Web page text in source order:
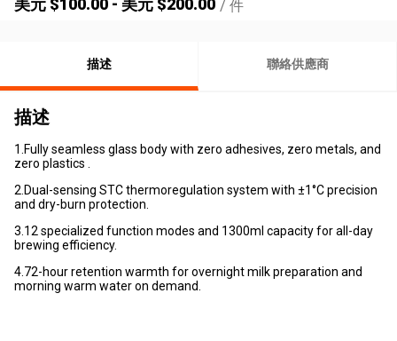
美元 $100.00 - 美元 $200.00 / 件
描述 聯絡供應商
描述
1.Fully seamless glass body‌ with zero adhesives, zero metals, and
zero plastics .
2.Dual-sensing STC thermoregulation system‌ with ±1°C precision
and dry-burn protection.
3.12 specialized function modes‌ and ‌1300ml capacity‌ for all-day
brewing efficiency.
4.72-hour retention warmth‌ for overnight milk preparation and
morning warm water on demand.